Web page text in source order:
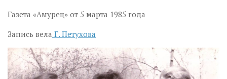
Газета «Амурец» от 5 марта 1985 года
Запись вела Г. Петухова